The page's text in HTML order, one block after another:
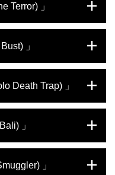
ビッドは自分が金を稼げる
と、浅はかにも麻薬の運び
ラカスに向かうデビッド。
カスの空港で逮捕され、地
やく自由の身となったデ
Terror) 」
、フィリピンへと旅立っ
て数日のうちに、彼はアル
されてしまう。グレッグが
とつ、敵の不意をついて脱
」
キシコへと旅立った。旅行
ナを売り滞在費を稼いでい
る。しかし、警察に追わ
けてしまった。彼は3日間
みる。警察に追い詰められ
Death Trap) 」
。それにもかかわらず、
の話にのってしまった。そ
検察がブレンダンに求刑
」
。しかし彼は、麻薬を持
」